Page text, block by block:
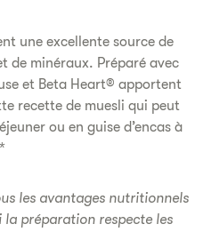
une excellente source de
de minéraux. Préparé avec
et Beta Heart® apportent
recette de muesli qui peut
ou en guise d’encas à
les avantages nutritionnels
la préparation respecte les